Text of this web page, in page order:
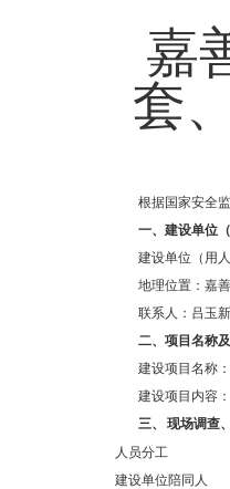
嘉
套
根据国家安全
一、 建设单位
建设单位（用
地理位置：嘉
联系人：吕玉新
二、 项目名称
建设项目名称
建设项目内容
三、
现场调查
人员分工
建设单位陪同人